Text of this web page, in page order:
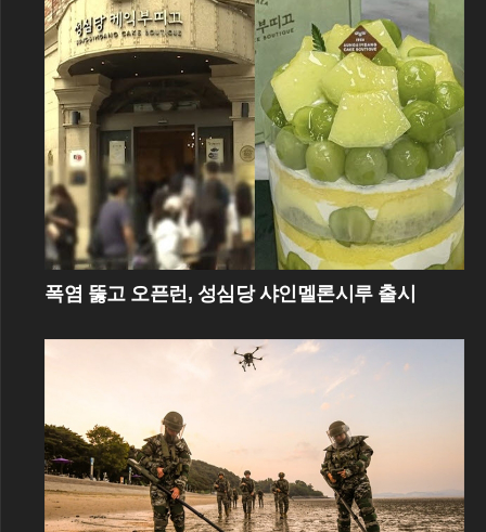
폭염 뚫고 오픈런, 성심당 샤인멜론시루 출시